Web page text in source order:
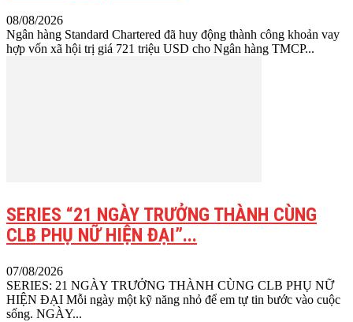
08/08/2026
Ngân hàng Standard Chartered đã huy động thành công khoản vay
hợp vốn xã hội trị giá 721 triệu USD cho Ngân hàng TMCP...
SERIES “21 NGÀY TRƯỞNG THÀNH CÙNG
CLB PHỤ NỮ HIỆN ĐẠI”...
07/08/2026
SERIES: 21 NGÀY TRƯỞNG THÀNH CÙNG CLB PHỤ NỮ
HIỆN ĐẠI Mỗi ngày một kỹ năng nhỏ để em tự tin bước vào cuộc
sống. NGÀY...